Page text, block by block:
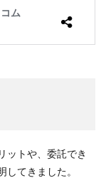
ットや、委託でき
てきました。